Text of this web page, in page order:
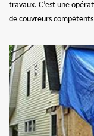
travaux. C’est une
de couvreurs